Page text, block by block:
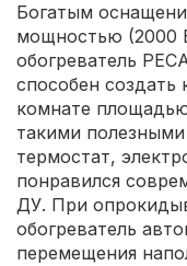
Богатым
мощностью (2000
обогреватель
способен
комнате
такими
термостат,
понравился
ДУ. При
обогреватель
перемещения